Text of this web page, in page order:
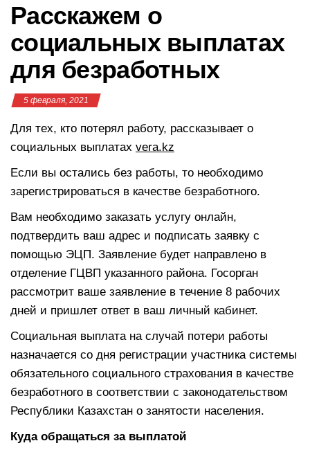
Расскажем о
социальных выплатах
для безработных
5 февраля, 2021
Для тех, кто потерял работу, рассказывает о
социальных выплатах vera.kz
Если вы остались без работы, то необходимо
зарегистрироваться в качестве безработного.
Вам необходимо заказать услугу онлайн,
подтвердить ваш адрес и подписать заявку с
помощью ЭЦП. Заявление будет направлено в
отделение ГЦВП указанного района. Госорган
рассмотрит ваше заявление в течение 8 рабочих
дней и пришлет ответ в ваш личный кабинет.
Социальная выплата на случай потери работы
назначается со дня регистрации участника системы
обязательного социального страхования в качестве
безработного в соответствии с законодательством
Республики Казахстан о занятости населения.
Куда обращаться за выплатой